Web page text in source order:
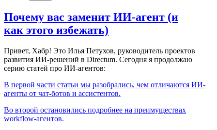
Почему вас заменит ИИ‑агент (и
как этого избежать)
Привет, Хабр! Это Илья Петухов, руководитель проектов
развития ИИ-решений в Directum. Сегодня я продолжаю
серию статей про ИИ-агентов:
В первой части статьи мы разобрались, чем отличаются ИИ-
агенты от чат-ботов и ассистентов.
Во второй остановились подробнее на преимуществах
workflow-агентов.